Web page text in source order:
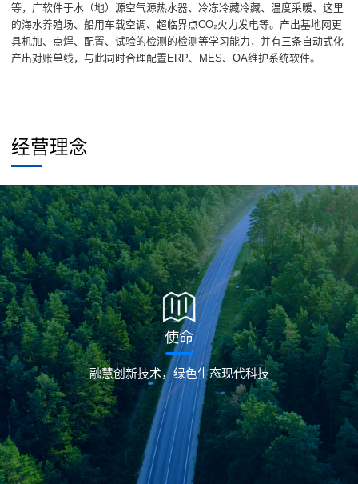
等，广软件于水（地）源空气源热水器、冷冻冷藏冷藏、温度采暖、这里
的海水养殖场、船用车载空调、超临界点CO₂火力发电等。产出基地网更
具机加、点焊、配置、试验的检测的检测等学习能力，并有三条自动式化
产出对账单线，与此同时合理配置ERP、MES、OA维护系统软件。
经营理念
使命
融慧创新技术，绿色生态现代科技